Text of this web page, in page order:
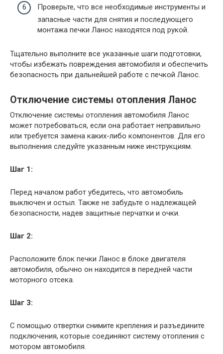
Проверьте, что все необходимые инструменты и
запасные части для снятия и последующего
монтажа печки Ланос находятся под рукой.
Тщательно выполните все указанные шаги подготовки,
чтобы избежать повреждения автомобиля и обеспечить
безопасность при дальнейшей работе с печкой Ланос.
Отключение системы отопления Ланос
Отключение системы отопления автомобиля Ланос
может потребоваться, если она работает неправильно
или требуется замена каких-либо компонентов. Для его
выполнения следуйте указанным ниже инструкциям.
Шаг 1:
Перед началом работ убедитесь, что автомобиль
выключен и остыл. Также не забудьте о надлежащей
безопасности, надев защитные перчатки и очки.
Шаг 2:
Расположите блок печки Ланос в блоке двигателя
автомобиля, обычно он находится в передней части
моторного отсека.
Шаг 3:
С помощью отвертки снимите крепления и разъедините
подключения, которые соединяют систему отопления с
мотором автомобиля.